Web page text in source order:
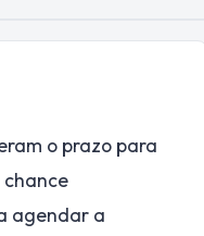
o prazo para
chance
agendar a